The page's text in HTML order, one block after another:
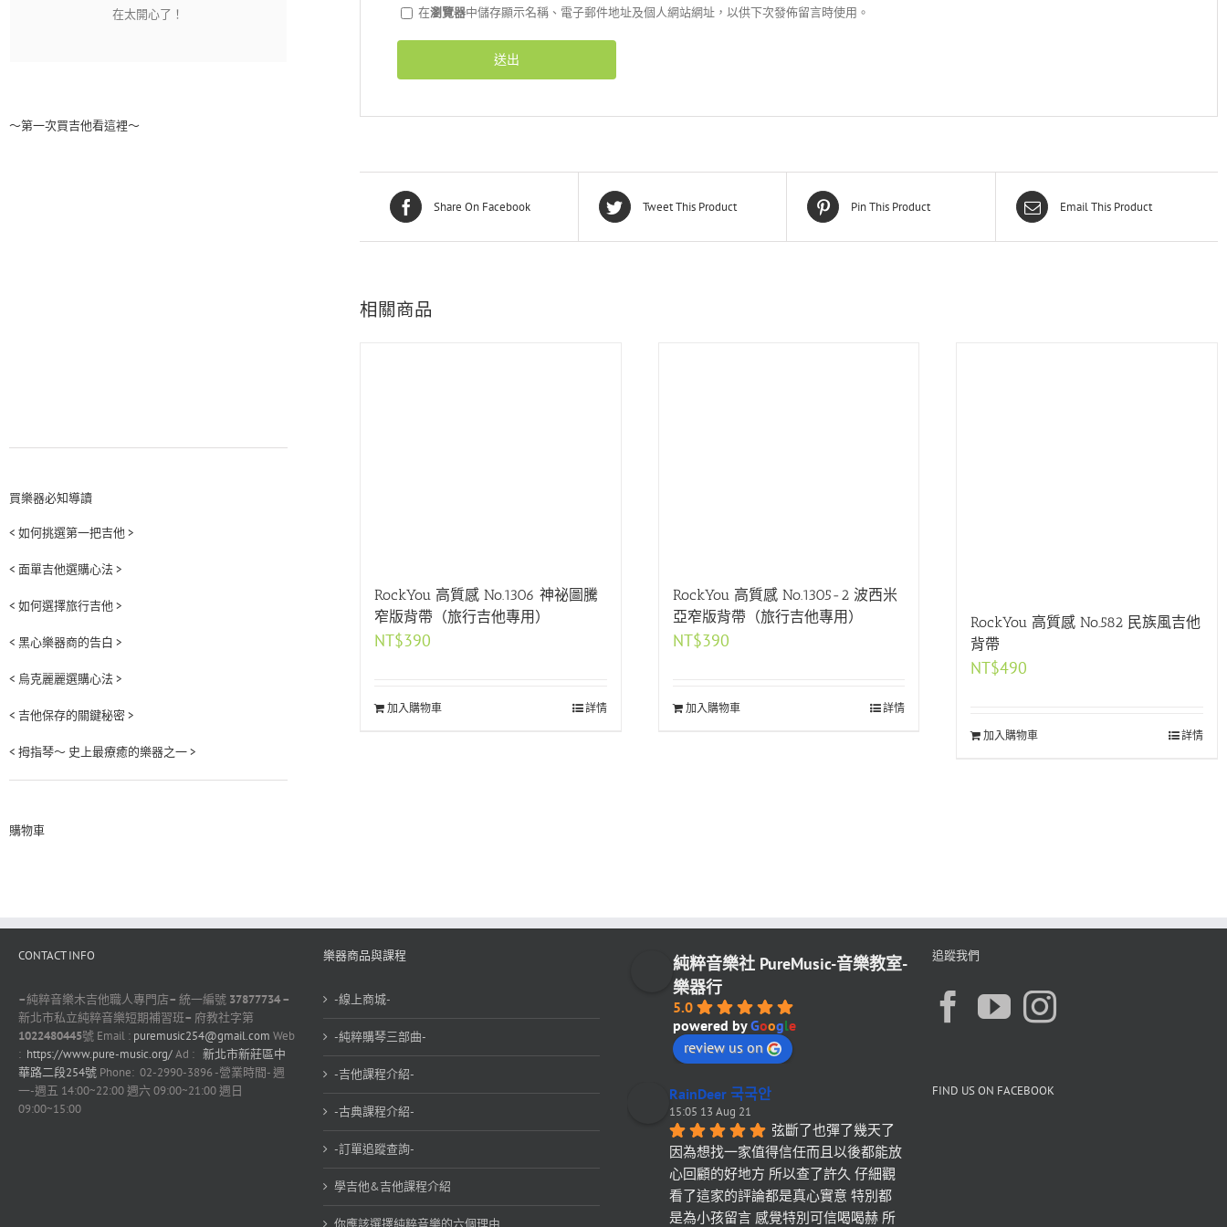
在瀏覽器中儲存顯示名稱、電子郵件地址及個人網站網址，以供下次發佈留言時使用。
Share On Facebook Tweet This Product Pin This Product Email This Product
相關商品
RockYou 高質感 No.1306 神祕圖騰
窄版背帶（旅行吉他專用）
NT$390
加入購物車 詳情
RockYou 高質感 No.1305-2 波西米
亞窄版背帶（旅行吉他專用）
NT$390
加入購物車 詳情
RockYou 高質感 No.582 民族風吉他
背帶
NT$490
加入購物車 詳情
～第一次買吉他看這裡～
買樂器必知導讀
< 如何挑選第一把吉他 >
< 面單吉他選購心法 >
< 如何選擇旅行吉他 >
< 黑心樂器商的告白 >
< 烏克麗麗選購心法 >
< 吉他保存的關鍵秘密 >
< 拇指琴～ 史上最療癒的樂器之一 >
購物車
CONTACT INFO
–純粹音樂木吉他職人專門店– 統一編號 37877734 –
新北市私立純粹音樂短期補習班– 府教社字第
1022480445號 Email : puremusic254@gmail.com Web
: https://www.pure-music.org/Ad : 新北市新莊區中
華路二段254號 Phone: 02-2990-3896 -營業時間- 週
一-週五 14:00~22:00 週六 09:00~21:00 週日
09:00~15:00
樂器商品與課程
-線上商城-
-純粹購琴三部曲-
-吉他課程介紹-
-古典課程介紹-
-訂單追蹤查詢-
學吉他&吉他課程介紹
你應該選擇純粹音樂的六個理由
純粹音樂社 PureMusic-音樂教室-
樂器行
5.0
powered byGoogle
review us on
RainDeer 국국안
15:05 13 Aug 21
弦斷了也彈了幾天了
因為想找一家值得信任而且以後都能放
心回顧的好地方 所以查了許久 仔細觀
看了這家的評論都是真心實意 特別都
是為小孩留言 感覺特別可信喝喝赫 所
追蹤我們
FIND US ON FACEBOOK